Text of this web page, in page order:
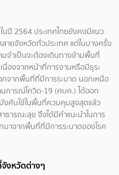
นปี 2564 ประเทศไทยยังคงมีแนว
ายจังหวัดทั่วประเทศ แต่ในบางครั้ง
จำเป็นจะต้องเดินทางข้ามพื้นที่
องจากหน้าที่การงานหรือมีธุระ
จากพื้นที่ที่มีการระบาด นอกเหนือ
การณ์โควิด-19 (ศบค.) ได้ออก
งคับใช้ในพื้นที่ควบคุมสูงสุดแล้ว
ารณะสุข จึงได้มีคำแนะนำในการ
าจากพื้นที่ที่มีการระบาดของโรค
งหวัดต่างๆ